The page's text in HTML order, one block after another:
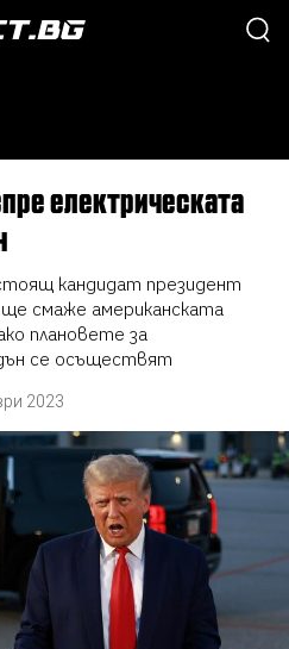
кандидат президент
смаже американската
плановете за
се осъществят
2023